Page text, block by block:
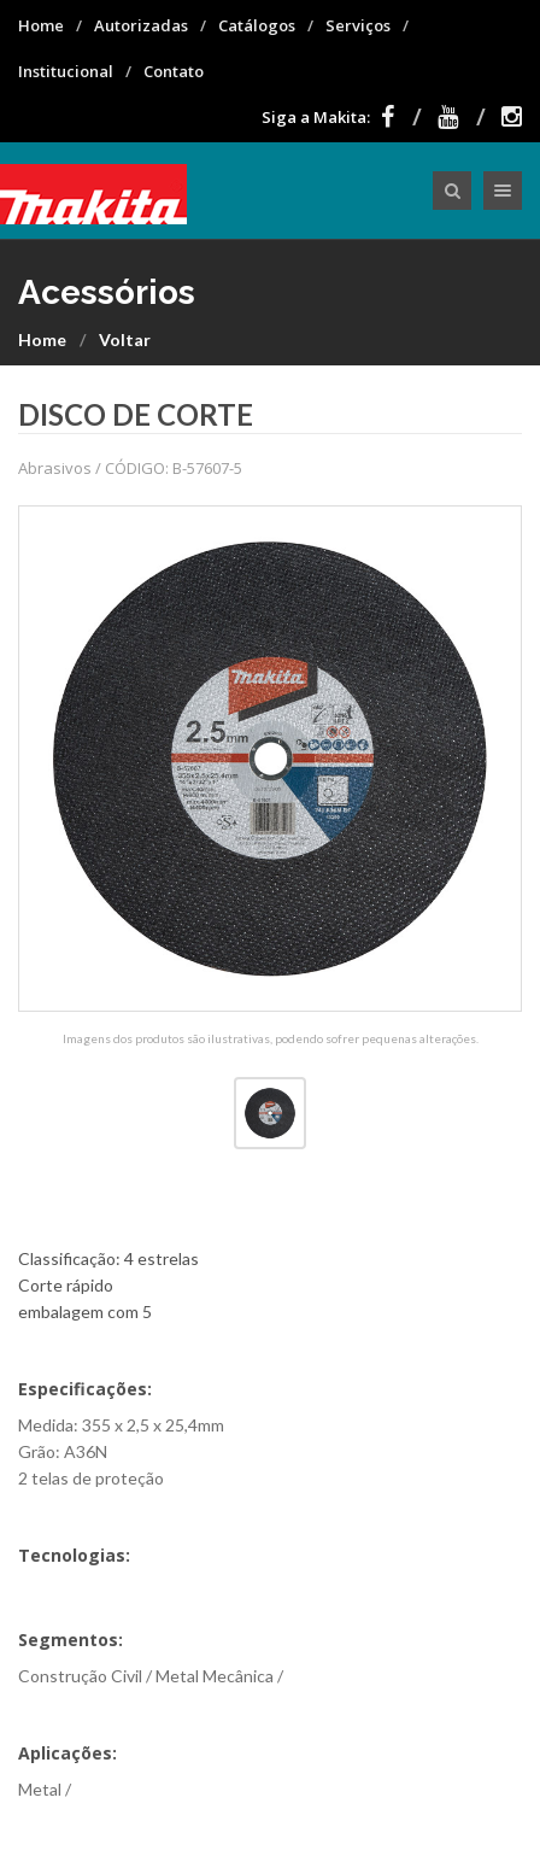
Home Autorizadas Catálogos Serviços
Institucional Contato
Siga a Makita:
Acessórios
Home Voltar
DISCO DE CORTE
Abrasivos / CÓDIGO: B-57607-5
Imagens dos produtos são ilustrativas, podendo sofrer pequenas alterações.
Classificação: 4 estrelas
Corte rápido
embalagem com 5
Especificações:
Medida: 355 x 2,5 x 25,4mm
Grão: A36N
2 telas de proteção
Tecnologias:
Segmentos:
Construção Civil / Metal Mecânica /
Aplicações:
Metal /